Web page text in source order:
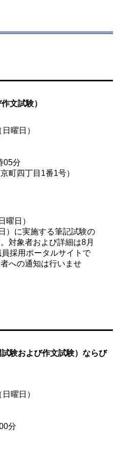
文試験）
曜日）
05分
町四丁目1番1号）
曜日）
）に実施する筆記試験の
対象者および詳細は8月
採用ポータルサイトで
への通知は行いませ
験および作文試験）ならび
曜日）
分